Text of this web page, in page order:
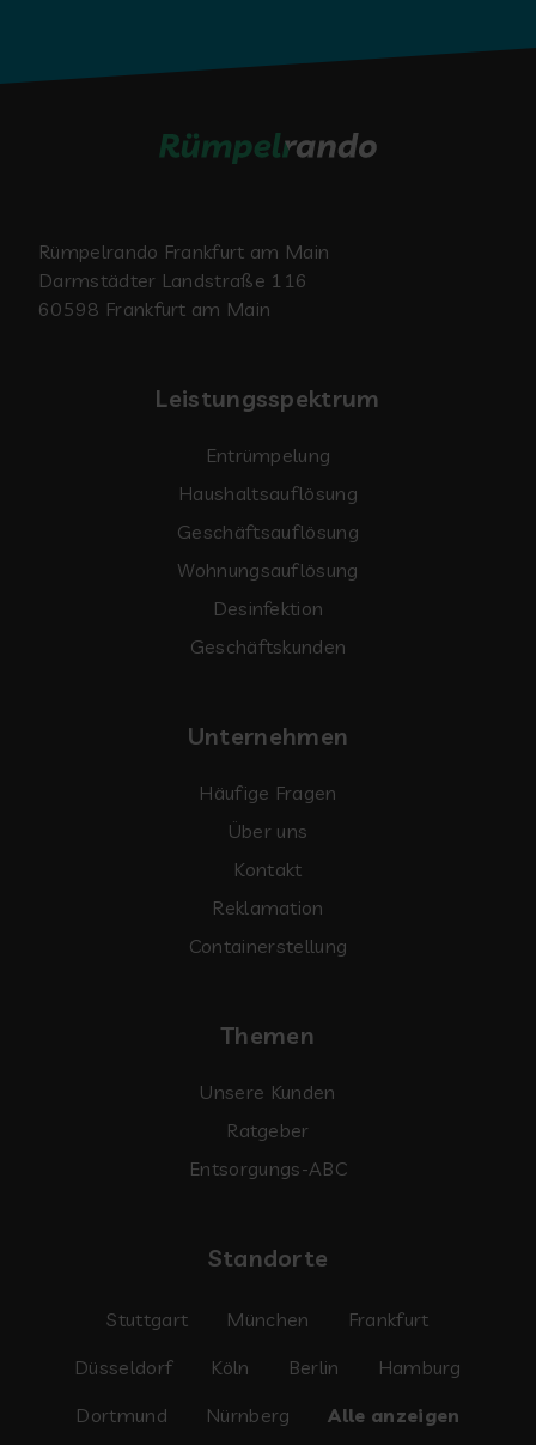
Rümpelrando Frankfurt am Main
Darmstädter Landstraße 116
60598 Frankfurt am Main
Leistungsspektrum
Entrümpelung
Haushaltsauflösung
Geschäftsauflösung
Wohnungsauflösung
Desinfektion
Geschäftskunden
Unternehmen
Häufige Fragen
Über uns
Kontakt
Reklamation
Containerstellung
Themen
Unsere Kunden
Ratgeber
Entsorgungs-ABC
Standorte
Stuttgart München
Frankfurt
Düsseldorf
Köln Berlin
Hamburg
Dortmund
Nürnberg Alle anzeigen